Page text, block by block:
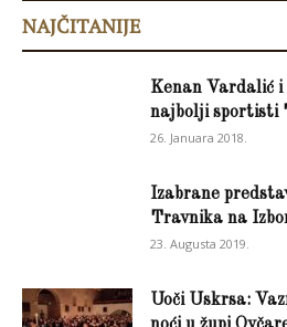
NAJČITANIJE
Kenan Vardalić
najbolji sportisti
26. Januara 2018.
Izabrane
Travnika na
23. Augusta 2019.
Uoči Uskrsa: